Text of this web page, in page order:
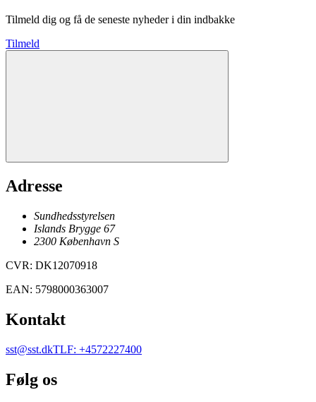
Tilmeld dig og få de seneste nyheder i din indbakke
Tilmeld
Adresse
Sundhedsstyrelsen
Islands Brygge 67
2300 København S
CVR: DK12070918
EAN: 5798000363007
Kontakt
sst@sst.dkTLF: +4572227400
Følg os